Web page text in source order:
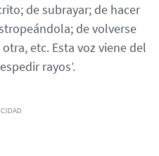
de subrayar; de hacer
de volverse
etc. Esta voz viene del
rayos’.